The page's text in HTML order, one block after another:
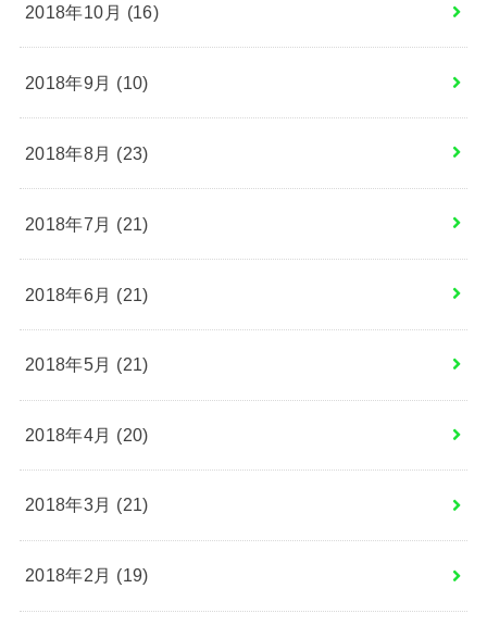
2018年10月 (16)
2018年9月 (10)
2018年8月 (23)
2018年7月 (21)
2018年6月 (21)
2018年5月 (21)
2018年4月 (20)
2018年3月 (21)
2018年2月 (19)